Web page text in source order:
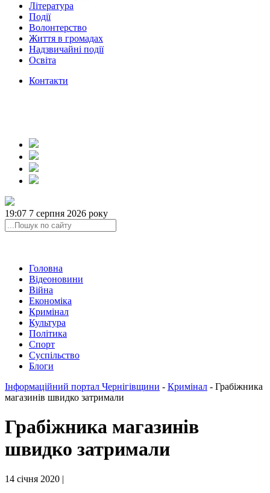
Література
Події
Волонтерство
Життя в громадах
Надзвичайні події
Освіта
Контакти
19:07 7 серпня 2026 року
Головна
Відеоновини
Війна
Економіка
Кримінал
Культура
Політика
Спорт
Суспільство
Блоги
Інформаційний портал Чернігівщини - Кримінал - Грабіжника
магазинів швидко затримали
Грабіжника магазинів
швидко затримали
14 січня 2020 |